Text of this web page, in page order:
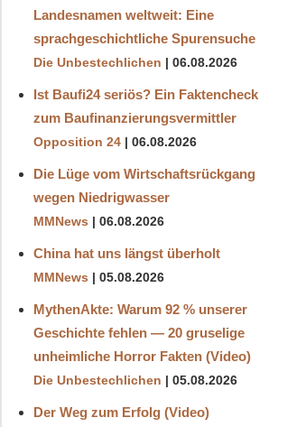
Landesnamen weltweit: Eine
sprachgeschichtliche Spurensuche
Die Unbestechlichen 06.08.2026
Ist Baufi24 seriös? Ein Faktencheck
zum Baufinanzierungsvermittler
Opposition 24 06.08.2026
Die Lüge vom Wirtschaftsrückgang
wegen Niedrigwasser
MMNews 06.08.2026
China hat uns längst überholt
MMNews 05.08.2026
MythenAkte: Warum 92 % unserer
Geschichte fehlen — 20 gruselige
unheimliche Horror Fakten (Video)
Die Unbestechlichen 05.08.2026
Der Weg zum Erfolg (Video)